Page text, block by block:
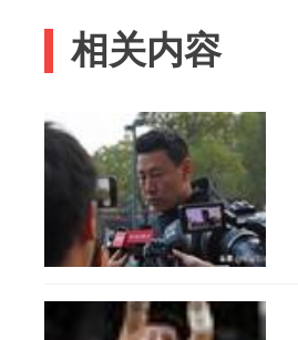
相关内容